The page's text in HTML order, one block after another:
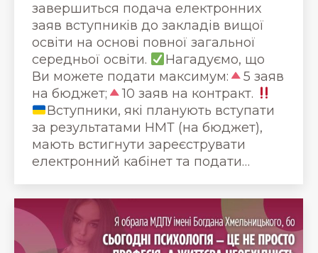
завершиться подача електронних
заяв вступників до закладів вищої
освіти на основі повної загальної
середньої освіти.
Нагадуємо, що
Ви можете подати максимум:
5 заяв
на бюджет;
10 заяв на контракт.
Вступники, які планують вступати
за результатами НМТ (на бюджет),
мають встигнути зареєструвати
електронний кабінет та подати…